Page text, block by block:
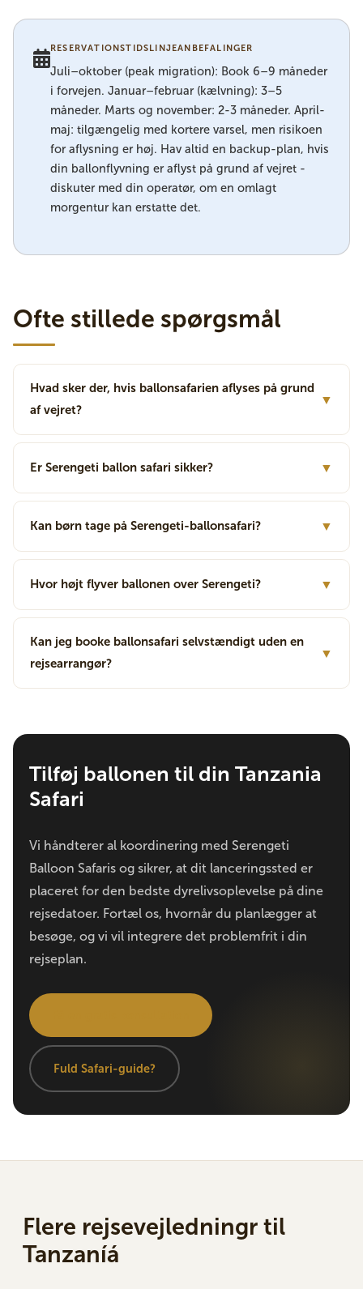
RESERVATIONSTIDSLINJEANBEFALINGER
Juli–oktober (peak migration): Book 6–9 måneder
i forvejen. Januar–februar (kælvning): 3–5
måneder. Marts og november: 2-3 måneder. April-
maj: tilgængelig med kortere varsel, men risikoen
for aflysning er høj. Hav altid en backup-plan, hvis
din ballonflyvning er aflyst på grund af vejret -
diskuter med din operatør, om en omlagt
morgentur kan erstatte det.
Ofte stillede spørgsmål
Hvad sker der, hvis ballonsafarien aflyses på grund
af vejret?
▼
Er Serengeti ballon safari sikker? ▼
Kan børn tage på Serengeti-ballonsafari? ▼
Hvor højt flyver ballonen over Serengeti? ▼
Kan jeg booke ballonsafari selvstændigt uden en
rejsearrangør?
▼
Tilføj ballonen til din Tanzania
Safari
Vi håndterer al koordinering med Serengeti
Balloon Safaris og sikrer, at dit lanceringssted er
placeret for den bedste dyrelivsoplevelse på dine
rejsedatoer. Fortæl os, hvornår du planlægger at
besøge, og vi vil integrere det problemfrit i din
rejseplan.
Fuld Safari-guide?
Flere rejsevejledningr til
Tanzaníá